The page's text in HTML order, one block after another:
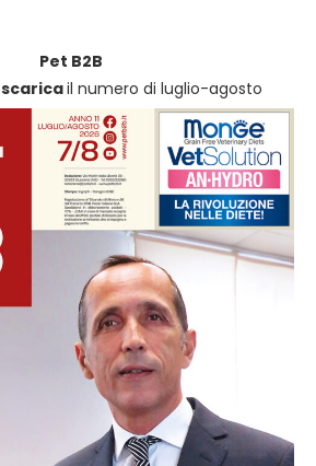
Pet B2B
scaricail numero di luglio-agosto